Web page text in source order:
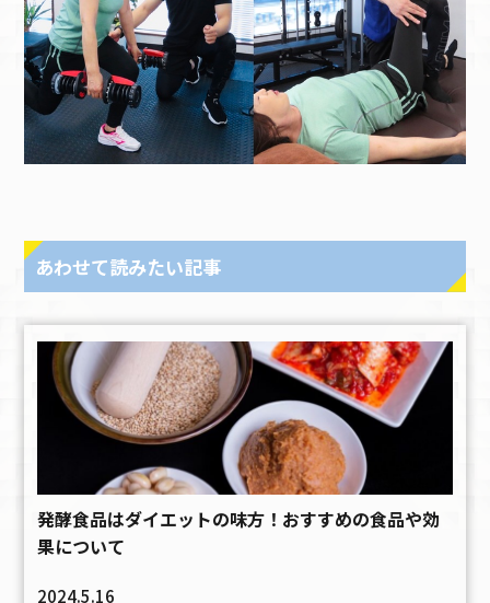
あわせて読みたい記事
発酵食品はダイエットの味方！おすすめの食品や効
果について
2024.5.16